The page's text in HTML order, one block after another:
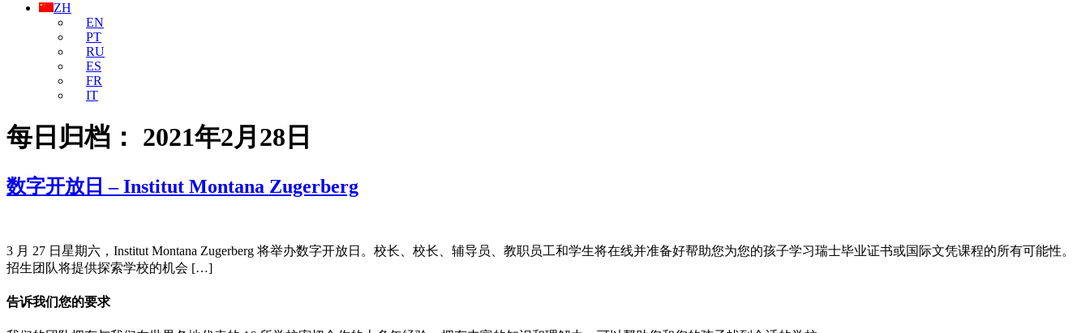
ZH
EN
PT
RU
ES
FR
IT
每日归档： 2021年2月28日
数字开放日 – Institut Montana Zugerberg
3 月 27 日星期六，Institut Montana Zugerberg 将举办数字开放日。校长、校长、辅导员、教职员工和学生将在线并准备好帮助您为您的孩子学习瑞士毕业证书或国际文凭课程的所有可能性。
招生团队将提供探索学校的机会 […]
告诉我们您的要求